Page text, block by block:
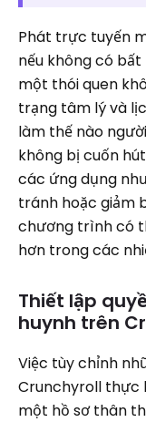
Phát trực tuyến
nếu không có
một thói quen
trạng tâm lý và
làm thế nào
không bị cuốn
các ứng dụng
tránh hoặc giảm
chương trình có
hơn trong các
Thiết lập
huynh trên
Việc tùy chỉnh
Crunchyroll thực
một hồ sơ thân